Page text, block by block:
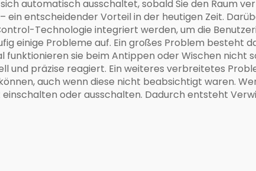
automatisch ausschaltet, sobald Sie den Raum
entscheidender Vorteil in der heutigen Zeit.
Technologie integriert werden, um die
einige Probleme auf. Ein großes Problem besteht
sie beim Antippen oder Wischen nicht
präzise reagiert. Ein weiteres verbreitetes
auch wenn diese nicht beabsichtigt waren.
oder ausschalten. Dadurch entsteht